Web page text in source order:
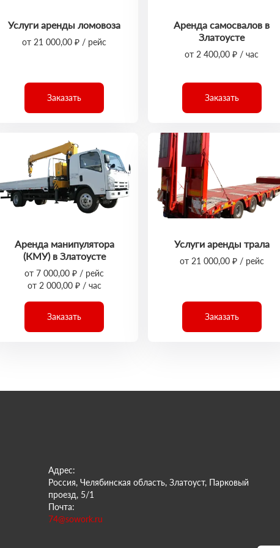
Услуги аренды ломовоза
от 21 000,00 ₽ / рейс
Заказать
Аренда самосвалов в
Златоусте
от 2 400,00 ₽ / час
Заказать
Аренда манипулятора
(КМУ) в Златоусте
от 7 000,00 ₽ / рейс
от 2 000,00 ₽ / час
Заказать
Услуги аренды трала
от 21 000,00 ₽ / рейс
Заказать
Адрес:
Россия, Челябинская область, Златоуст, Парковый
проезд, 5/1
Почта:
74@sowork.ru